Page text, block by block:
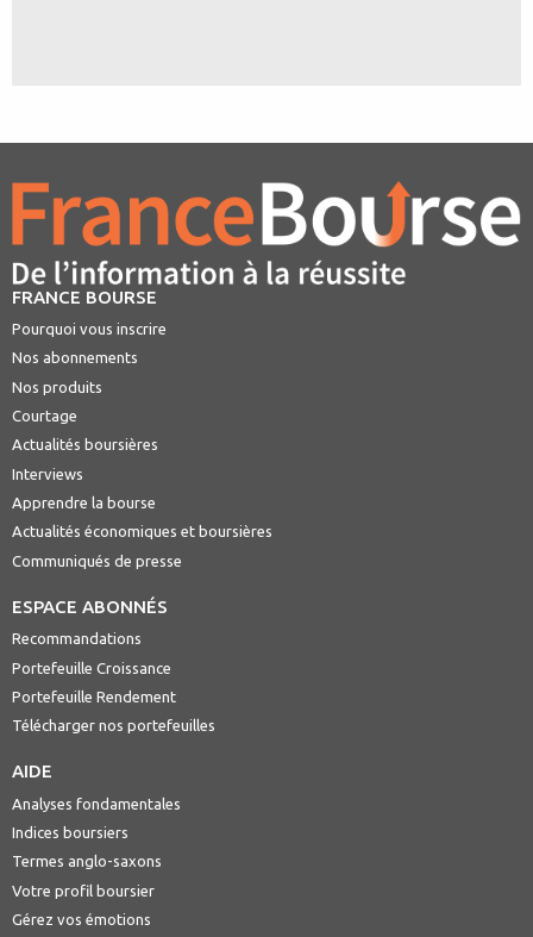
FRANCE BOURSE
Pourquoi vous inscrire
Nos abonnements
Nos produits
Courtage
Actualités boursières
Interviews
Apprendre la bourse
Actualités économiques et boursières
Communiqués de presse
ESPACE ABONNÉS
Recommandations
Portefeuille Croissance
Portefeuille Rendement
Télécharger nos portefeuilles
AIDE
Analyses fondamentales
Indices boursiers
Termes anglo-saxons
Votre profil boursier
Gérez vos émotions